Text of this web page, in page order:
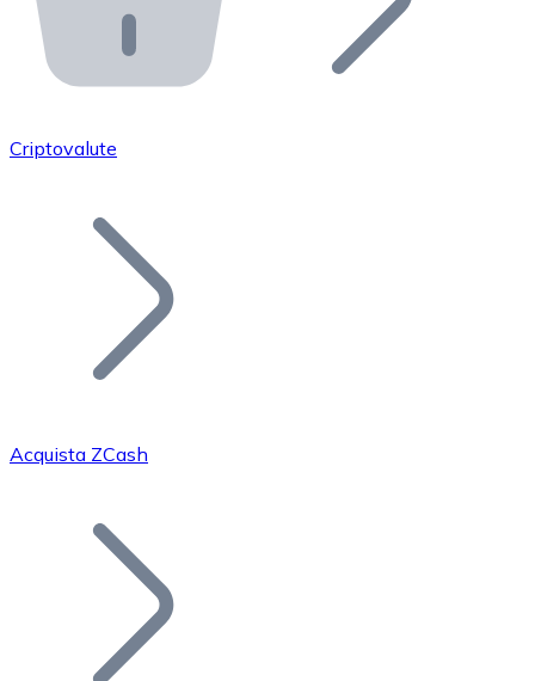
API Bitnovo
Integra la nostra API nel tuo ecosistema.
Unisciti alla nostra rete di rivenditori e
Aggiungi il token del tuo progetto al nostro servizio di
Bitcoin
Criptovalute
Acquista ZCash